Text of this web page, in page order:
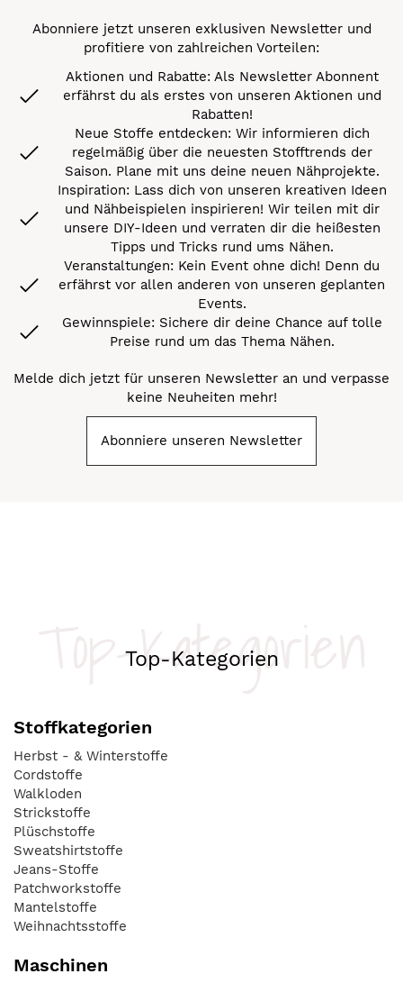
Abonniere jetzt unseren exklusiven Newsletter und
profitiere von zahlreichen Vorteilen:
Aktionen und Rabatte: Als Newsletter Abonnent
erfährst du als erstes von unseren Aktionen und
Rabatten!
Neue Stoffe entdecken: Wir informieren dich
regelmäßig über die neuesten Stofftrends der
Saison. Plane mit uns deine neuen Nähprojekte.
Inspiration: Lass dich von unseren kreativen Ideen
und Nähbeispielen inspirieren! Wir teilen mit dir
unsere DIY-Ideen und verraten dir die heißesten
Tipps und Tricks rund ums Nähen.
Veranstaltungen: Kein Event ohne dich! Denn du
erfährst vor allen anderen von unseren geplanten
Events.
Gewinnspiele: Sichere dir deine Chance auf tolle
Preise rund um das Thema Nähen.
Melde dich jetzt für unseren Newsletter an und verpasse
keine Neuheiten mehr!
Abonniere unseren Newsletter
Top-Kategorien
Top-Kategorien
Stoffkategorien
Herbst - & Winterstoffe
Cordstoffe
Walkloden
Strickstoffe
Plüschstoffe
Sweatshirtstoffe
Jeans-Stoffe
Patchworkstoffe
Mantelstoffe
Weihnachtsstoffe
Maschinen